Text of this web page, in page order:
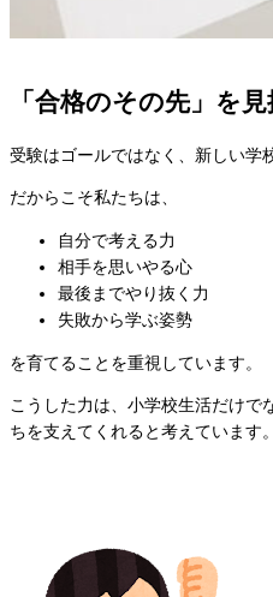
「合格のその先」を
受験はゴールではなく、新しい学
だからこそ私たちは、
自分で考える力
相手を思いやる心
最後までやり抜く力
失敗から学ぶ姿勢
を育てることを重視しています。
こうした力は、小学校生活だけで
ちを支えてくれると考えています。